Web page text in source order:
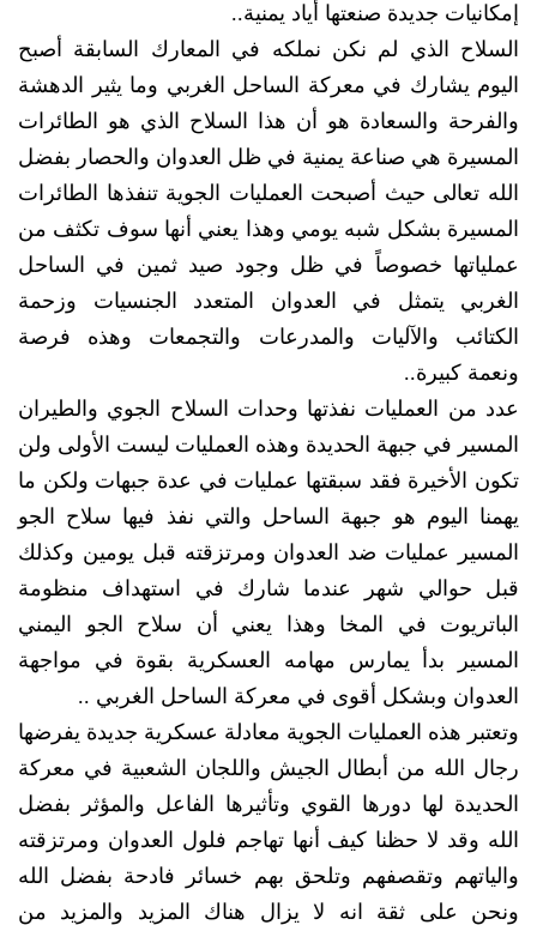
إمكانيات جديدة صنعتها أياد يمنية..
السلاح الذي لم نكن نملكه في المعارك السابقة أصبح
اليوم يشارك في معركة الساحل الغربي وما يثير الدهشة
والفرحة والسعادة هو أن هذا السلاح الذي هو الطائرات
المسيرة هي صناعة يمنية في ظل العدوان والحصار بفضل
الله تعالى حيث أصبحت العمليات الجوية تنفذها الطائرات
المسيرة بشكل شبه يومي وهذا يعني أنها سوف تكثف من
عملياتها خصوصاً في ظل وجود صيد ثمين في الساحل
الغربي يتمثل في العدوان المتعدد الجنسيات وزحمة
الكتائب والآليات والمدرعات والتجمعات وهذه فرصة
ونعمة كبيرة..
عدد من العمليات نفذتها وحدات السلاح الجوي والطيران
المسير في جبهة الحديدة وهذه العمليات ليست الأولى ولن
تكون الأخيرة فقد سبقتها عمليات في عدة جبهات ولكن ما
يهمنا اليوم هو جبهة الساحل والتي نفذ فيها سلاح الجو
المسير عمليات ضد العدوان ومرتزقته قبل يومين وكذلك
قبل حوالي شهر عندما شارك في استهداف منظومة
الباتريوت في المخا وهذا يعني أن سلاح الجو اليمني
المسير بدأ يمارس مهامه العسكرية بقوة في مواجهة
العدوان وبشكل أقوى في معركة الساحل الغربي ..
وتعتبر هذه العمليات الجوية معادلة عسكرية جديدة يفرضها
رجال الله من أبطال الجيش واللجان الشعبية في معركة
الحديدة لها دورها القوي وتأثيرها الفاعل والمؤثر بفضل
الله وقد لا حظنا كيف أنها تهاجم فلول العدوان ومرتزقته
والياتهم وتقصفهم وتلحق بهم خسائر فادحة بفضل الله
ونحن على ثقة انه لا يزال هناك المزيد والمزيد من